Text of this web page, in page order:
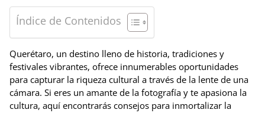
Índice de Contenidos
Querétaro, un destino lleno de historia, tradiciones y
festivales vibrantes, ofrece innumerables oportunidades
para capturar la riqueza cultural a través de la lente de una
cámara. Si eres un amante de la fotografía y te apasiona la
cultura, aquí encontrarás consejos para inmortalizar la